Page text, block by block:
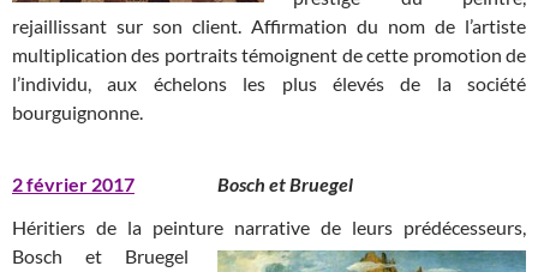
rejaillissant sur son client. Affirmation du nom de l’artiste
multiplication des portraits témoignent de cette promotion de
l’individu, aux échelons les plus élevés de la société
bourguignonne.
2 février 2017
Bosch et Bruegel
Héritiers de la peinture narrative de leurs prédécesseurs,
Bosch et Bruegel